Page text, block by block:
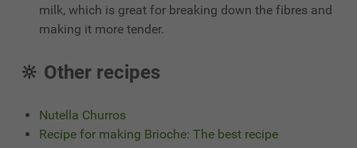
milk, which is great for breaking down the fibres and
making it more tender.
🔆 Other recipes
Nutella Churros
Recipe for making Brioche: The best recipe